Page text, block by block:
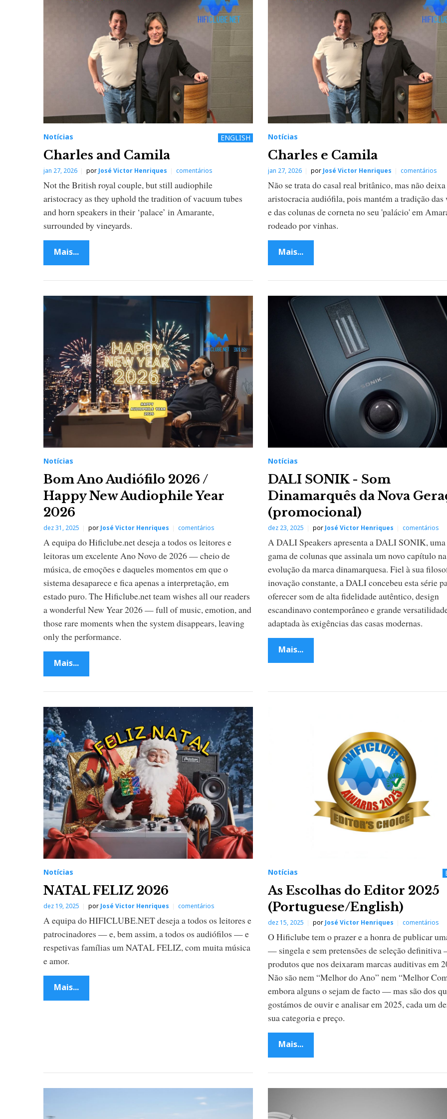
i
a
s
Notícias ENGLISH
Charles and Camila
jan 27, 2026 por José Victor Henriques comentários
Not the British royal couple, but still audiophile
aristocracy as they uphold the tradition of vacuum tubes
and horn speakers in their ‘palace’ in Amarante,
surrounded by vineyards.
Mais...
Notícias
Charles e Camila
jan 27, 2026 por José Victor Henriques comentários
Não se trata do casal real britânico, mas não deixa
aristocracia audiófila, pois mantém a tradição das
e das colunas de corneta no seu 'palácio' em
rodeado por vinhas.
Mais...
Notícias
Bom Ano Audiófilo 2026 /
Happy New Audiophile Year
2026
dez 31, 2025 por José Victor Henriques comentários
A equipa do Hificlube.net deseja a todos os leitores e
leitoras um excelente Ano Novo de 2026 — cheio de
música, de emoções e daqueles momentos em que o
sistema desaparece e fica apenas a interpretação, em
estado puro. The Hificlube.net team wishes all our readers
a wonderful New Year 2026 — full of music, emotion, and
those rare moments when the system disappears, leaving
only the performance.
Mais...
Notícias
DALI SONIK - Som
Dinamarquês da Nova
(promocional)
dez 23, 2025 por José Victor Henriques comentários
A DALI Speakers apresenta a DALI SONIK, uma
gama de colunas que assinala um novo capítulo na
evolução da marca dinamarquesa. Fiel à sua
inovação constante, a DALI concebeu esta série
oferecer som de alta fidelidade autêntico, design
escandinavo contemporâneo e grande
adaptada às exigências das casas modernas.
Mais...
Notícias
NATAL FELIZ 2026
dez 19, 2025 por José Victor Henriques comentários
A equipa do HIFICLUBE.NET deseja a todos os leitores e
patrocinadores — e, bem assim, a todos os audiófilos — e
respetivas famílias um NATAL FELIZ, com muita música
e amor.
Mais...
Notícias
As Escolhas do Editor 2025
(Portuguese/English)
dez 15, 2025 por José Victor Henriques comentários
O Hificlube tem o prazer e a honra de publicar
— singela e sem pretensões de seleção definitiva
produtos que nos deixaram marcas auditivas em
Não são nem “Melhor do Ano” nem “Melhor
embora alguns o sejam de facto — mas são dos
gostámos de ouvir e analisar em 2025, cada um
sua categoria e preço.
Mais...